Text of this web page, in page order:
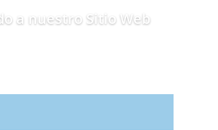
a nuestro Sitio Web